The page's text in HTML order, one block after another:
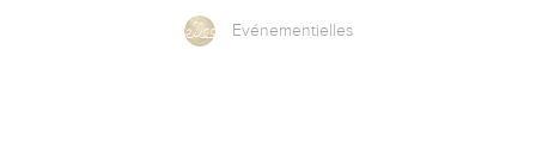
Evénementielles